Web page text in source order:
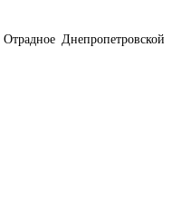
Днепропетровской